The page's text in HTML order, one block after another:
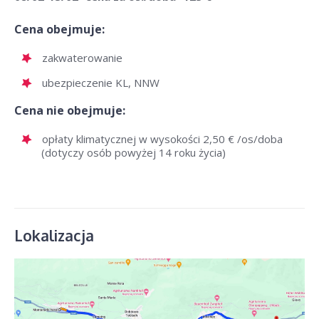
Cena obejmuje:
zakwaterowanie
ubezpieczenie KL, NNW
Cena nie obejmuje:
opłaty klimatycznej w wysokości 2,50 € /os/doba
(dotyczy osób powyżej 14 roku życia)
Lokalizacja